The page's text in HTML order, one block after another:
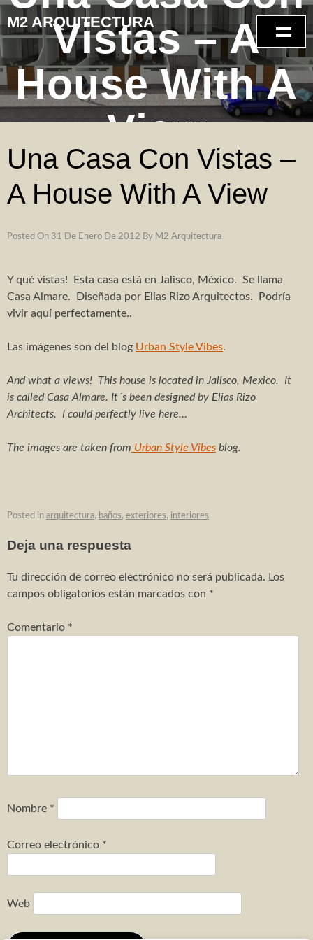
Skip
to
content
M2 ARQUITECTURA
INICIO
SERVICIOS
reformas – interiorismo
Rehabilitación vivienda con refuerzo estructural
Ampliación vivienda unifamiliar
reforma integral oficina
Reforma e interiorismo apartamento
Reforma e interiorismo apartamento 2
Interiorismo despacho abogados
Proyectos – obra nueva
3 adosados Real de Gandia
Edificio de oficinas
Vistas – A
House With A
View
Una Casa Con Vistas –
A House With A View
Posted On 31 De Enero De 2012 By M2 Arquitectura
Y qué vistas! Esta casa está en Jalisco, México. Se llama
Casa Almare. Diseñada por Elias Rizo Arquitectos. Podría
vivir aquí perfectamente..
Las imágenes son del blog Urban Style Vibes.
And what a views! This house is located in Jalisco, Mexico. It
is called Casa Almare. It´s been designed by Elias Rizo
Architects. I could perfectly live here…
The images are taken from Urban Style Vibes blog.
Posted in arquitectura, baños, exteriores, interiores
Deja una respuesta
Tu dirección de correo electrónico no será publicada. Los
campos obligatorios están marcados con *
Comentario *
Nombre *
Correo electrónico *
Web